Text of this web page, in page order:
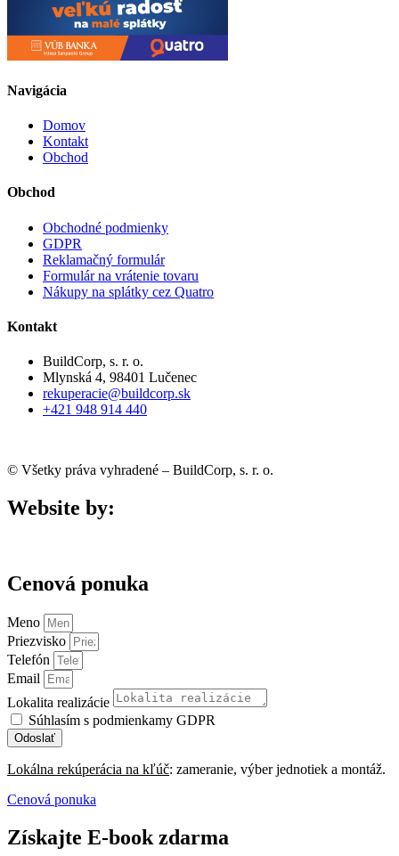
Navigácia
Domov
Kontakt
Obchod
Obchod
Obchodné podmienky
GDPR
Reklamačný formulár
Formulár na vrátenie tovaru
Nákupy na splátky cez Quatro
Kontakt
BuildCorp, s. r. o.
Mlynská 4, 98401 Lučenec
rekuperacie@buildcorp.sk
+421 948 914 440
© Všetky práva vyhradené – BuildCorp, s. r. o.
Website by:
Cenová ponuka
Meno
Priezvisko
Telefón
Email
Lokalita realizácie
Súhlasím s podmienkamy GDPR
Odoslať
Lokálna rekúperácia na kľúč: zameranie, výber jednotiek a montáž.
Cenová ponuka
Získajte E-book zdarma